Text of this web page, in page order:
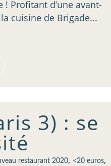
Profitant d’une avant-
cuisine de Brigade...
3) : se
restaurant 2020, <20 euros,